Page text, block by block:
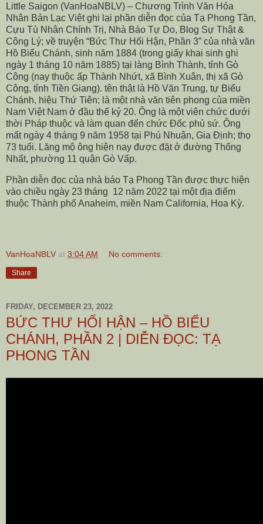
Little Saigon (VanHoaNBLV) – Chương Trình Văn Hóa
Nhân Bản Lạc Việt ghi lại phần diễn đọc của Tạ Phong Tần,
Cựu Tù Nhân Chính Trị, Nhà Báo Tự Do, Blog Sự Thật &
Công Lý; về truyện “Bức Thư Hối Hận, Phần 3” của nhà văn
Hồ Biểu Chánh, sinh năm 1884 (trong giấy khai sinh ghi
ngày 1 tháng 10 năm 1885) tại làng Bình Thành, tỉnh Gò
Công (nay thuộc ấp Thành Nhứt, xã Bình Xuân, thị xã Gò
Công, tỉnh Tiền Giang). tên thật là Hồ Văn Trung, tự Biểu
Chánh, hiệu Thứ Tiên; là một nhà văn tiên phong của miền
Nam Việt Nam ở đầu thế kỷ 20. Ông là một viên chức dưới
thời Pháp thuộc và làm quan đến chức Đốc phủ sứ. Ông
mất ngày 4 tháng 9 năm 1958 tại Phú Nhuận, Gia Định; thọ
73 tuổi. Lăng mộ ông hiện nay được đặt ở đường Thống
Nhất, phường 11 quận Gò Vấp.
Phần diễn đọc của nhà báo Tạ Phong Tần được thực hiện
vào chiều ngày 23 tháng 12 năm 2022 tại một địa điểm
thuộc Thành phố Anaheim, miền Nam California, Hoa Kỳ.
VanHoaNBLV at 3:04 AM No comments:
Share
FRIDAY, DECEMBER 23, 2022
BỨC THƯ HỐI HẬN – HỒ BIỂU
CHÁNH, PHẦN 2 | DIỄN ĐỌC: TẠ
PHONG TẦN